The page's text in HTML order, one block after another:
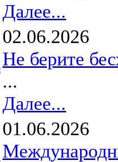
Далее...
02.06.2026
Не берите
...
Далее...
01.06.2026